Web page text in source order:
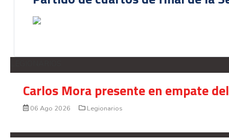
Carlos Mora presente en empate
06 Ago 2026 Legionarios